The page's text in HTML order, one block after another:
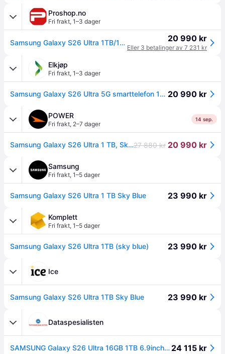
Proshop.no
Fri frakt, 1–3 dager
Samsung Galaxy S26 Ultra 1TB/16GB - Sky Blue 20 990 kr
Eller 3 betalinger av 7 231 kr
Elkjøp
Fri frakt, 1–3 dager
Samsung Galaxy S26 Ultra 5G smarttelefon 16/1TB (sky blue) 20 990 kr
POWER
Fri frakt, 2–7 dager
14 sep.
Samsung Galaxy S26 Ultra 1 TB, Sky Blue27 880 kr 20 990 kr
Samsung
Fri frakt, 1–5 dager
Samsung Galaxy S26 Ultra 1 TB Sky Blue 23 990 kr
Komplett
Fri frakt, 1–5 dager
Samsung Galaxy S26 Ultra 1TB (sky blue) 23 990 kr
Ice
Samsung Galaxy S26 Ultra 1TB Sky Blue 23 990 kr
Dataspesialisten
SAMSUNG Galaxy S26 Ultra 16GB 1TB 6.9inch 3120x1440 2600nits Wifi7 BT6 USB3.2 UWB IP68 DS+eSim 5000mAh 60W incl black cable Blue (SM-S948BLBHEUB) 24 115 kr